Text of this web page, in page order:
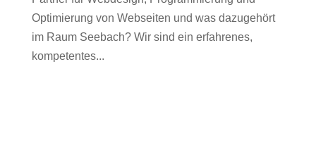
Optimierung von Webseiten und was dazugehört
im Raum Seebach? Wir sind ein erfahrenes,
kompetentes...